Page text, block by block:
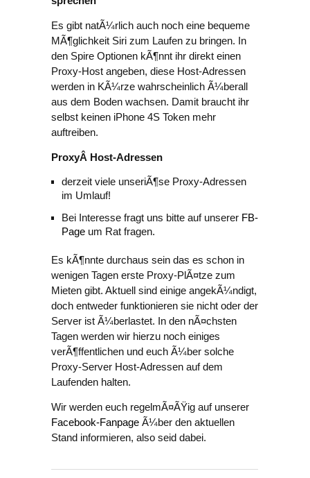
Es gibt natÃ¼rlich auch noch eine bequeme
MÃ¶glichkeit Siri zum Laufen zu bringen. In
den Spire Optionen kÃ¶nnt ihr direkt einen
Proxy-Host angeben, diese Host-Adressen
werden in KÃ¼rze wahrscheinlich Ã¼berall
aus dem Boden wachsen. Damit braucht ihr
selbst keinen iPhone 4S Token mehr
auftreiben.
ProxyÂ Host-Adressen
derzeit viele unseriÃ¶se Proxy-Adressen
im Umlauf!
Bei Interesse fragt uns bitte auf unserer FB-
Page um Rat fragen.
Es kÃ¶nnte durchaus sein das es schon in
wenigen Tagen erste Proxy-PlÃ¤tze zum
Mieten gibt. Aktuell sind einige angekÃ¼ndigt,
doch entweder funktionieren sie nicht oder der
Server ist Ã¼berlastet. In den nÃ¤chsten
Tagen werden wir hierzu noch einiges
verÃ¶ffentlichen und euch Ã¼ber solche
Proxy-Server Host-Adressen auf dem
Laufenden halten.
Wir werden euch regelmÃ¤ÃŸig auf unserer
Facebook-Fanpage Ã¼ber den aktuellen
Stand informieren, also seid dabei.